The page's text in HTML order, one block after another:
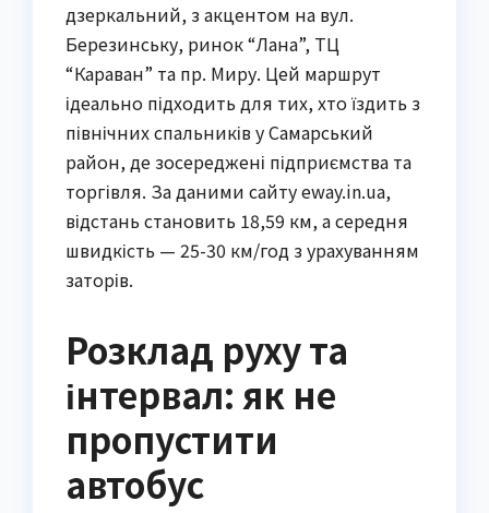
дзеркальний, з акцентом на вул.
Березинську, ринок “Лана”, ТЦ
“Караван” та пр. Миру. Цей маршрут
ідеально підходить для тих, хто їздить з
північних спальників у Самарський
район, де зосереджені підприємства та
торгівля. За даними сайту eway.in.ua,
відстань становить 18,59 км, а середня
швидкість — 25-30 км/год з урахуванням
заторів.
Розклад руху та
інтервал: як не
пропустити
автобус